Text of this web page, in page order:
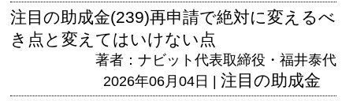
注目の助成金(239)再申請で絶対に変えるべ
き点と変えてはいけない点
著者：ナビット代表取締役・福井泰代
2026年06月04日 | 注目の助成金